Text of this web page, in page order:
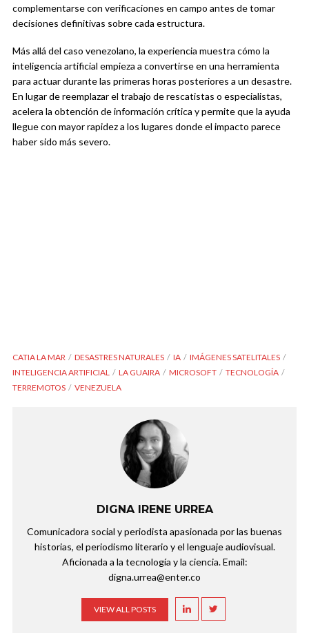
complementarse con verificaciones en campo antes de tomar
decisiones definitivas sobre cada estructura.
Más allá del caso venezolano, la experiencia muestra cómo la
inteligencia artificial empieza a convertirse en una herramienta
para actuar durante las primeras horas posteriores a un desastre.
En lugar de reemplazar el trabajo de rescatistas o especialistas,
acelera la obtención de información crítica y permite que la ayuda
llegue con mayor rapidez a los lugares donde el impacto parece
haber sido más severo.
CATIA LA MAR DESASTRES NATURALES IA
IMÁGENES SATELITALES
INTELIGENCIA ARTIFICIAL
LA GUAIRA MICROSOFT
TECNOLOGÍA
TERREMOTOS
VENEZUELA
DIGNA IRENE URREA
Comunicadora social y periodista apasionada por las buenas
historias, el periodismo literario y el lenguaje audiovisual.
Aficionada a la tecnología y la ciencia. Email:
digna.urrea@enter.co
VIEW ALL POSTS